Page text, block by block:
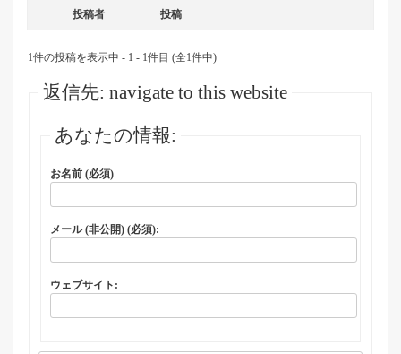
投稿者 投稿
1件の投稿を表示中 - 1 - 1件目 (全1件中)
返信先: navigate to this website
あなたの情報:
お名前 (必須)
メール (非公開) (必須):
ウェブサイト: